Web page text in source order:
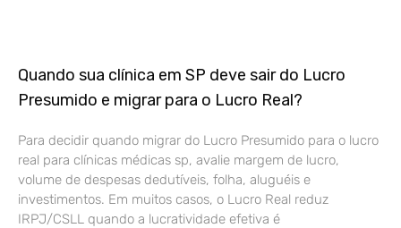
Quando sua clínica em SP deve sair do Lucro
Presumido e migrar para o Lucro Real?
Para decidir quando migrar do Lucro Presumido para o lucro
real para clínicas médicas sp, avalie margem de lucro,
volume de despesas dedutíveis, folha, aluguéis e
investimentos. Em muitos casos, o Lucro Real reduz
IRPJ/CSLL quando a lucratividade efetiva é